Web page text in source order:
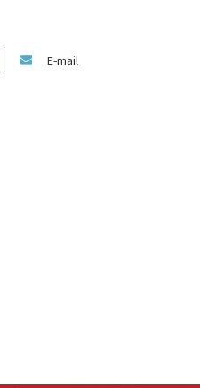
E-mail